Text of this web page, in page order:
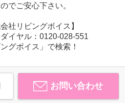
でご安心下さい。
会社リビングボイス】
イヤル：0120-028-551
ングボイス」で検索！
お問い合わせ